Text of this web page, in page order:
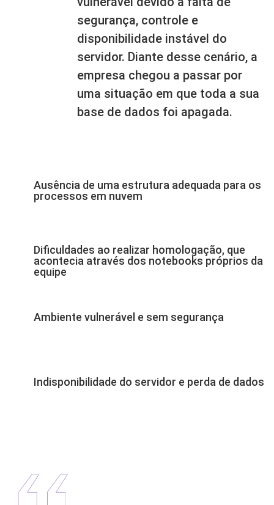
segurança, controle e
disponibilidade instável do
servidor. Diante desse cenário, a
empresa chegou a passar por
uma situação em que toda a sua
base de dados foi apagada.
Ausência de uma estrutura adequada para os
processos em nuvem
Dificuldades ao realizar homologação, que
acontecia através dos notebooks próprios da
equipe
Ambiente vulnerável e sem segurança
Indisponibilidade do servidor e perda de dados